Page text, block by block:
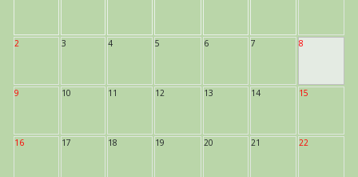
2 3 4 5 6 7 8
9 10 11 12 13 14 15
16 17 18 19 20 21 22